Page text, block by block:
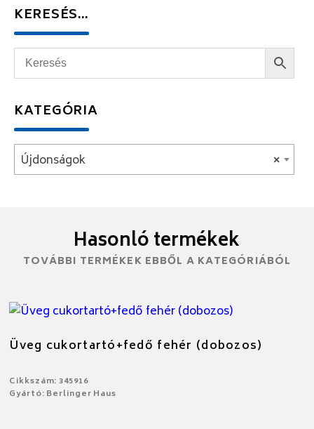
KERESÉS…
KATEGÓRIA
×
Újdonságok
Hasonló termékek
TOVÁBBI TERMÉKEK EBBŐL A KATEGÓRIÁBÓL
Üveg cukortartó+fedő fehér (dobozos)
Cikkszám: 345916
Gyártó: Berlinger Haus